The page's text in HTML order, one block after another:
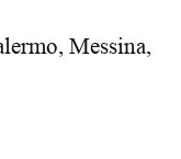
Messina,